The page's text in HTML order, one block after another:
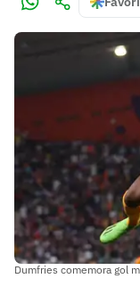
Dumfries comemora gol